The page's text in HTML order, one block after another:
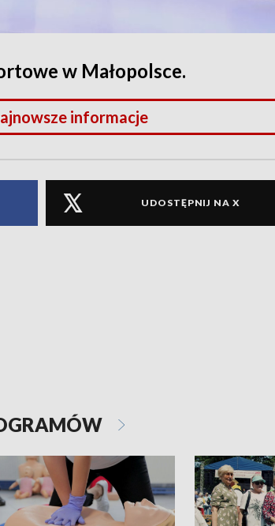
w Małopolsce.
informacje
UDOSTĘPNIJ NA X